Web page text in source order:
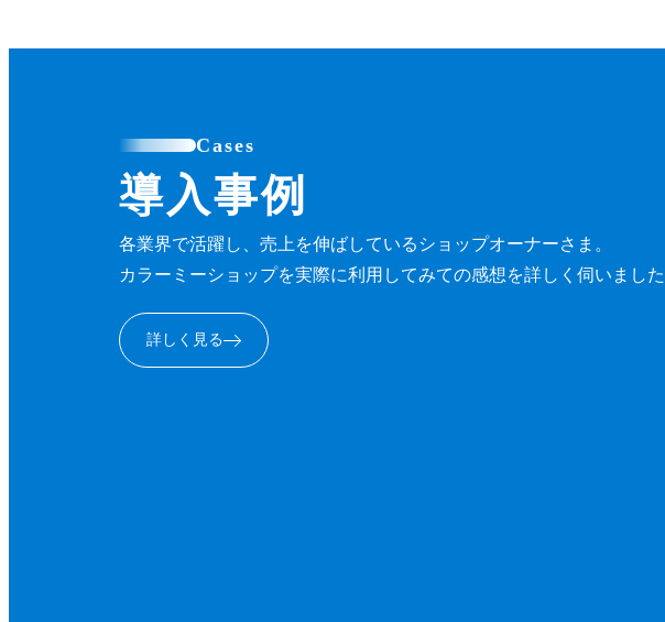
Cases
導入事例
各業界で活躍し、売上を伸ばしているショップオーナーさま。
カラーミーショップを実際に利用してみての感想を詳しく伺いました
詳しく見る